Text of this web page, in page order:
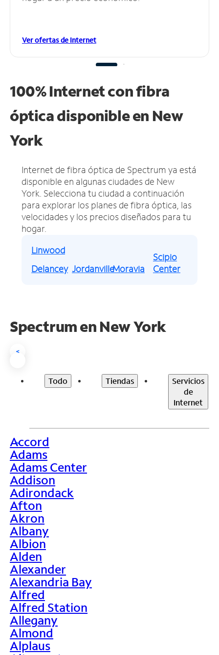
Ver ofertas de Internet
100% Internet con fibra
óptica disponible en New
York
Internet de fibra óptica de Spectrum ya está
disponible en algunas ciudades de New
York. Selecciona tu ciudad a continuación
para explorar los planes de fibra óptica, las
velocidades y los precios diseñados para tu
hogar.
Linwood
Delancey JordanvilleMoravia
Scipio
Center
Spectrum en New York
<
Todo Tiendas
Servicios
de
Internet
>
Accord
Adams
Adams Center
Addison
Adirondack
Afton
Akron
Albany
Albion
Alden
Alexander
Alexandria Bay
Alfred
Alfred Station
Allegany
Almond
Alplaus